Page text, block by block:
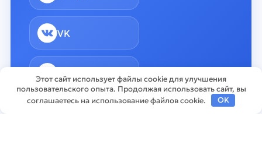
VK
Этот сайт использует файлы cookie для улучшения
пользовательского опыта. Продолжая использовать сайт, вы
соглашаетесь на использование файлов cookie.
OK